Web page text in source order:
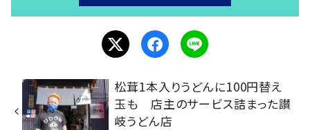
松茸1本入りうどんに100円替え
玉も 店主のサービス詰まった讃
岐うどん店